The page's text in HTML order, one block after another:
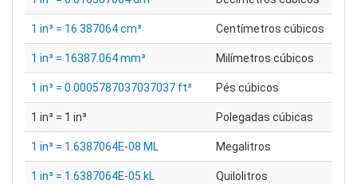
1 in³ = 16.387064 cm³ Centímetros cúbicos
1 in³ = 16387.064 mm³ Milímetros cúbicos
1 in³ = 0.0005787037037037 ft³ Pés cúbicos
1 in³ = 1 in³ Polegadas cúbicas
1 in³ = 1.6387064E-08 ML Megalitros
1 in³ = 1.6387064E-05 kL Quilolitros